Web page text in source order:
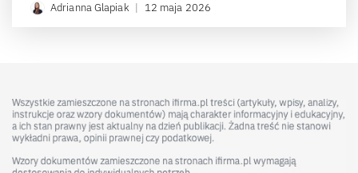
Adrianna Glapiak | 12 maja 2026